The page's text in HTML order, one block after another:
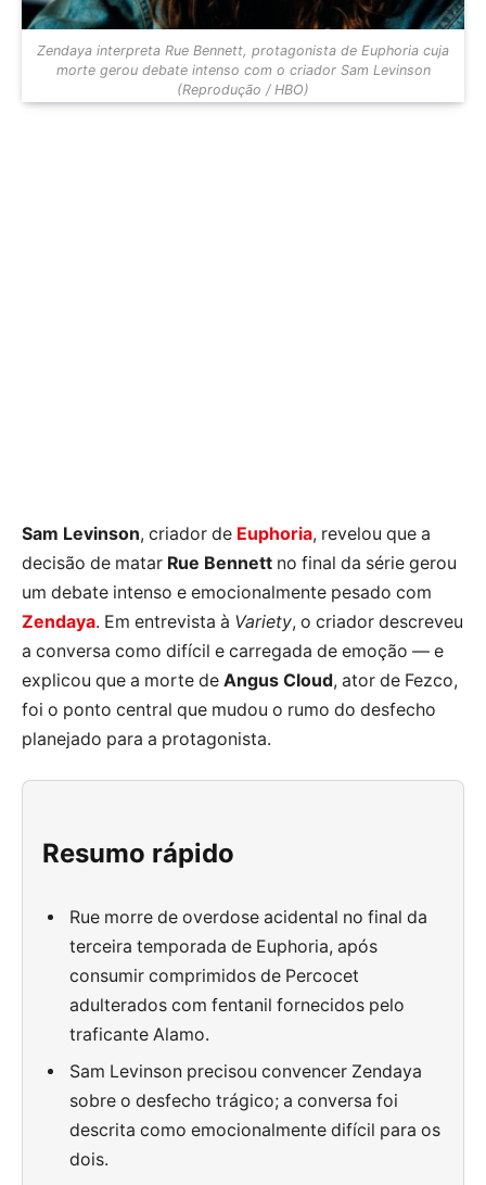
Zendaya interpreta Rue Bennett, protagonista de Euphoria cuja
morte gerou debate intenso com o criador Sam Levinson
(Reprodução / HBO)
Sam Levinson, criador de Euphoria, revelou que a
decisão de matar Rue Bennett no final da série gerou
um debate intenso e emocionalmente pesado com
Zendaya. Em entrevista à Variety, o criador descreveu
a conversa como difícil e carregada de emoção — e
explicou que a morte de Angus Cloud, ator de Fezco,
foi o ponto central que mudou o rumo do desfecho
planejado para a protagonista.
Resumo rápido
Rue morre de overdose acidental no final da
terceira temporada de Euphoria, após
consumir comprimidos de Percocet
adulterados com fentanil fornecidos pelo
traficante Alamo.
Sam Levinson precisou convencer Zendaya
sobre o desfecho trágico; a conversa foi
descrita como emocionalmente difícil para os
dois.